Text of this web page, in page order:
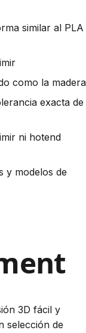
similar al PLA
como la madera
exacta de
ni hotend
y modelos de
3D fácil y
selección de